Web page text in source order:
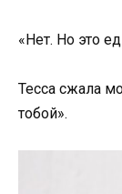
«Нет. Но это
Тесса сжала
тобой».